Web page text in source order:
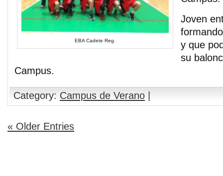
EBA Cadete Reg.
Joven
y que
su
Campus.
Category: Campus de Verano |
« Older Entries